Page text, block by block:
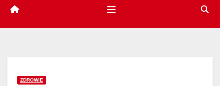
ZDROWIE